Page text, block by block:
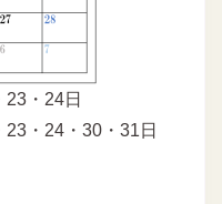
・24日
・24・30・31日